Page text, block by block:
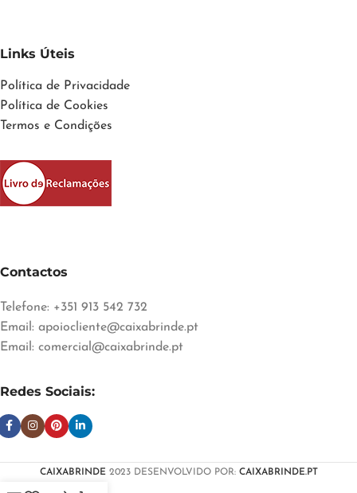
Links Úteis
Política de Privacidade
Política de Cookies
Termos e Condições
Contactos
Telefone: +351 913 542 732
Email: apoiocliente@caixabrinde.pt
Email: comercial@caixabrinde.pt
Redes Sociais:
CAIXABRINDE 2023 DESENVOLVIDO POR: CAIXABRINDE.PT